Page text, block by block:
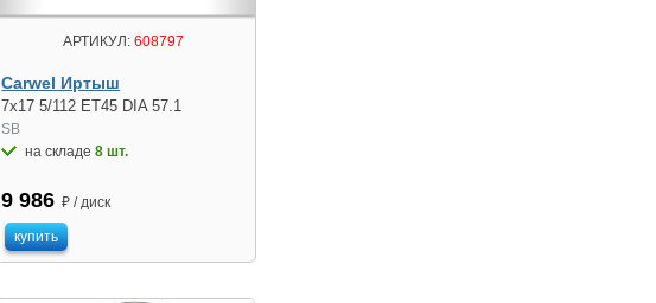
АРТИКУЛ: 608797
Carwel Иртыш
7x17 5/112 ET45 DIA 57.1
SB
на складе8 шт.
9 986 ₽ / диск
купить